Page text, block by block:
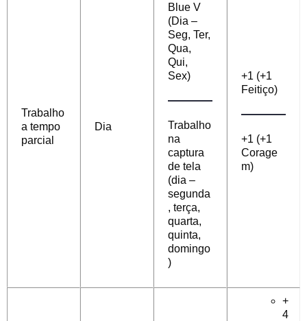
Trabalho
a tempo
parcial
Dia
Blue V
(Dia –
Seg, Ter,
Qua,
Qui,
Sex)
Trabalho
na
captura
de tela
(dia –
segunda
, terça,
quarta,
quinta,
domingo
)
+1 (+1
Feitiço)
+1 (+1
Corage
m)
+
4